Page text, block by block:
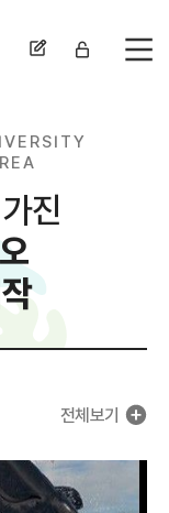
전
IV E R S I TY
R EA
진
전체보기